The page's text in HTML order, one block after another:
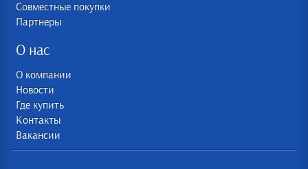
Совместные покупки
Партнеры
О нас
О компании
Новости
Где купить
Контакты
Вакансии